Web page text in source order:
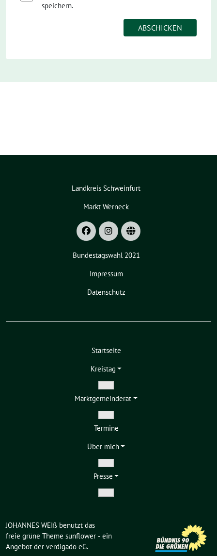
speichern.
Landkreis Schweinfurt
Markt Werneck
Bundestagswahl 2021
Impressum
Datenschutz
Startseite
Kreistag
Zeige
Untermenü
Markt­gemeinderat
Zeige
Untermenü
Termine
Über mich
Zeige
Untermenü
Presse
Zeige
JOHANNES WEIß benutzt das
freie grüne Theme sunflower ‐ ein
Angebot der verdigado eG.